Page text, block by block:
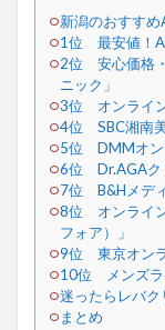
新潟のおすす
1位 最安値！
2位 安心価格
ニック」
3位 オンライ
4位 SBC湘南
5位 DMMオン
6位 Dr.AGAク
7位 B&Hメデ
8位 オンライ
フォア）」
9位 東京オン
10位 メンズラ
迷ったらレバク
まとめ